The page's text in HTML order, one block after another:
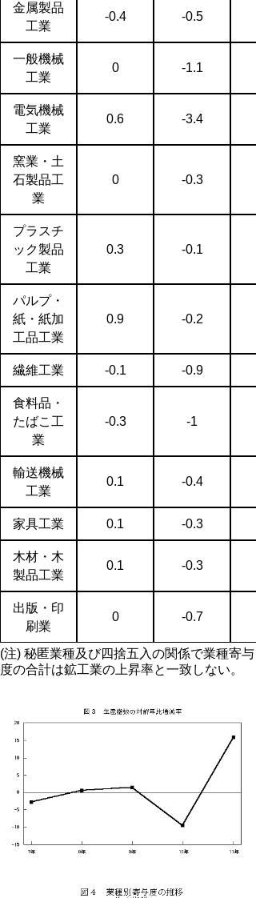
金属製品
工業
-0.4 -0.5
一般機械
工業
0 -1.1
電気機械
工業
0.6 -3.4
窯業・土
石製品工
業
0 -0.3
プラスチ
ック製品
工業
0.3 -0.1
パルプ・
紙・紙加
工品工業
0.9 -0.2
繊維工業 -0.1 -0.9
食料品・
たばこ工
業
-0.3 -1
輸送機械
工業
0.1 -0.4
家具工業 0.1 -0.3
木材・木
製品工業
0.1 -0.3
出版・印
刷業
0 -0.7
(注) 秘匿業種及び四捨五入の関係で業種寄与
度の合計は鉱工業の上昇率と一致しない。